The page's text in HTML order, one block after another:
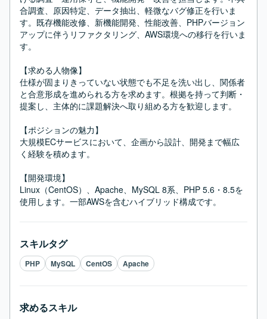
合調査、原因特定、データ抽出、軽微なバグ修正を行いま
す。既存機能改修、新機能開発、性能改善、PHPバージョン
アップに伴うリファクタリング、AWS環境への移行を行いま
す。
【求める人物像】
仕様が固まりきっていない状態でも不足を洗い出し、関係者
と合意形成を進められる方を求めます。根拠を持って判断・
提案し、主体的に課題解決へ取り組める方を歓迎します。
【ポジションの魅力】
大規模ECサービスにおいて、企画から設計、開発まで幅広
く経験を積めます。
【開発環境】
Linux（CentOS）、Apache、MySQL 8系、PHP 5.6・8.5を
使用します。一部AWSを含むハイブリッド構成です。
スキルタグ
PHP MySQL CentOS Apache
求めるスキル